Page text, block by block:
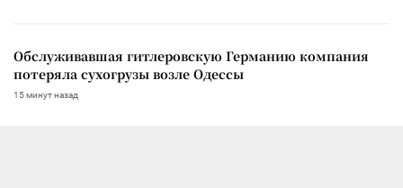
Обслуживавшая гитлеровскую Германию компания
потеряла сухогрузы возле Одессы
15 минут назад